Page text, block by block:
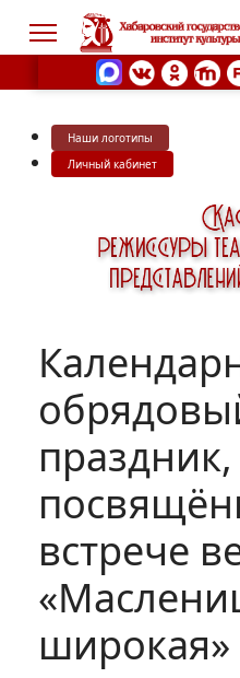
Наши логотипы
Личный кабинет
праздник,
встрече
широкая»